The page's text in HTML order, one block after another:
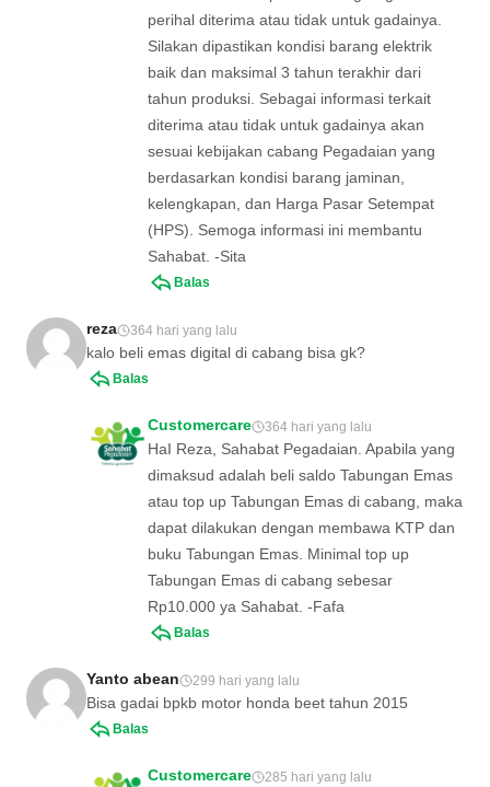
perihal diterima atau tidak untuk gadainya.
Silakan dipastikan kondisi barang elektrik
baik dan maksimal 3 tahun terakhir dari
tahun produksi. Sebagai informasi terkait
diterima atau tidak untuk gadainya akan
sesuai kebijakan cabang Pegadaian yang
berdasarkan kondisi barang jaminan,
kelengkapan, dan Harga Pasar Setempat
(HPS). Semoga informasi ini membantu
Sahabat. -Sita
Balas
reza 364 hari yang lalu
kalo beli emas digital di cabang bisa gk?
Balas
Customercare 364 hari yang lalu
HaI Reza, Sahabat Pegadaian. Apabila yang
dimaksud adalah beli saldo Tabungan Emas
atau top up Tabungan Emas di cabang, maka
dapat dilakukan dengan membawa KTP dan
buku Tabungan Emas. Minimal top up
Tabungan Emas di cabang sebesar
Rp10.000 ya Sahabat. -Fafa
Balas
Yanto abean 299 hari yang lalu
Bisa gadai bpkb motor honda beet tahun 2015
Balas
Customercare 285 hari yang lalu